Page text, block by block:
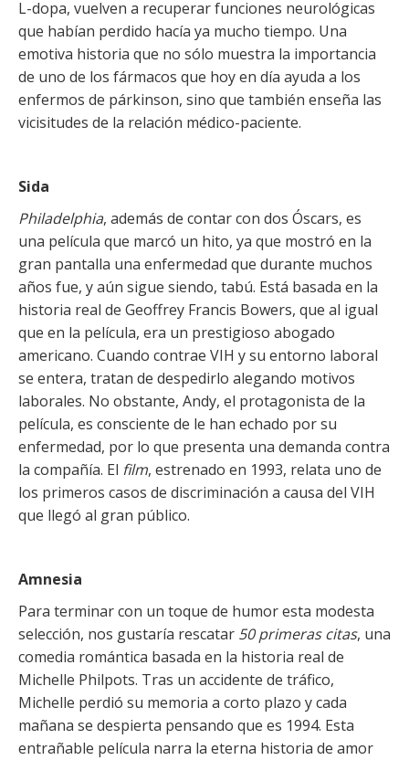
L-dopa, vuelven a recuperar funciones neurológicas
que habían perdido hacía ya mucho tiempo. Una
emotiva historia que no sólo muestra la importancia
de uno de los fármacos que hoy en día ayuda a los
enfermos de párkinson, sino que también enseña las
vicisitudes de la relación médico-paciente.
Sida
Philadelphia, además de contar con dos Óscars, es
una película que marcó un hito, ya que mostró en la
gran pantalla una enfermedad que durante muchos
años fue, y aún sigue siendo, tabú. Está basada en la
historia real de Geoffrey Francis Bowers, que al igual
que en la película, era un prestigioso abogado
americano. Cuando contrae VIH y su entorno laboral
se entera, tratan de despedirlo alegando motivos
laborales. No obstante, Andy, el protagonista de la
película, es consciente de le han echado por su
enfermedad, por lo que presenta una demanda contra
la compañía. El film, estrenado en 1993, relata uno de
los primeros casos de discriminación a causa del VIH
que llegó al gran público.
Amnesia
Para terminar con un toque de humor esta modesta
selección, nos gustaría rescatar 50 primeras citas, una
comedia romántica basada en la historia real de
Michelle Philpots. Tras un accidente de tráfico,
Michelle perdió su memoria a corto plazo y cada
mañana se despierta pensando que es 1994. Esta
entrañable película narra la eterna historia de amor